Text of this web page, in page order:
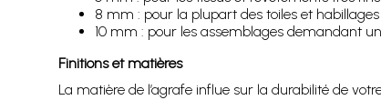
8 mm : pour la plupart des toiles et habillages
10 mm : pour les assemblages demandant
Finitions et matières
La matière de l’agrafe influe sur la durabilité de